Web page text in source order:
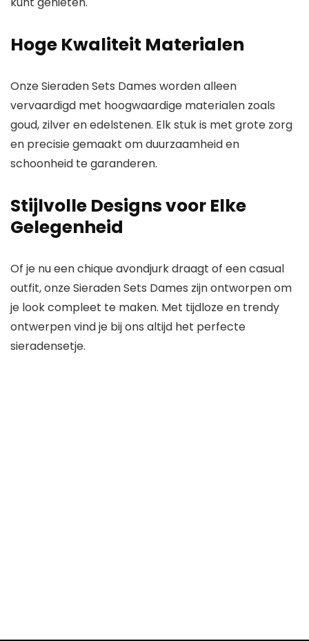
Hoge Kwaliteit Materialen
Onze Sieraden Sets Dames worden alleen
vervaardigd met hoogwaardige materialen zoals
goud, zilver en edelstenen. Elk stuk is met grote zorg
en precisie gemaakt om duurzaamheid en
schoonheid te garanderen.
Stijlvolle Designs voor Elke
Gelegenheid
Of je nu een chique avondjurk draagt of een casual
outfit, onze Sieraden Sets Dames zijn ontworpen om
je look compleet te maken. Met tijdloze en trendy
ontwerpen vind je bij ons altijd het perfecte
sieradensetje.